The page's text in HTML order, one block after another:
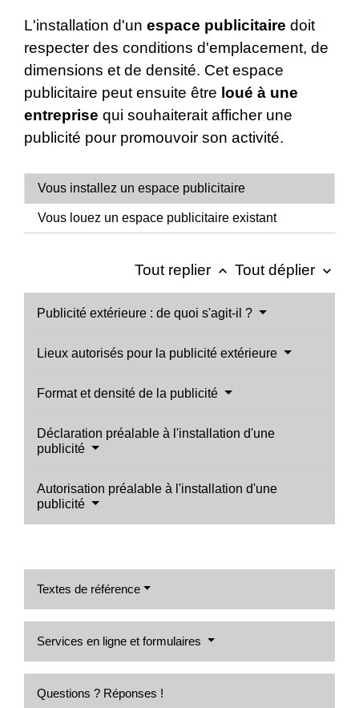
L'installation d'un espace publicitaire doit
respecter des conditions d'emplacement, de
dimensions et de densité. Cet espace
publicitaire peut ensuite être loué à une
entreprise qui souhaiterait afficher une
publicité pour promouvoir son activité.
Vous installez un espace publicitaire
Vous louez un espace publicitaire existant
Tout replier keyboard_arrow_up Tout déplier keyboard_arrow_down
Publicité extérieure : de quoi s'agit-il ?
Lieux autorisés pour la publicité extérieure
Format et densité de la publicité
Déclaration préalable à l'installation d'une
publicité
Autorisation préalable à l'installation d'une
publicité
Textes de référence
Services en ligne et formulaires
Questions ? Réponses !